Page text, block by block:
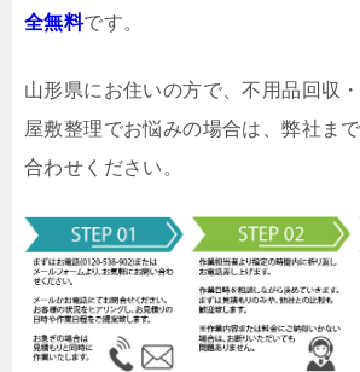
全無料です。
山形県にお住いの方で、不用品回収
屋敷整理でお悩みの場合は、弊社ま
合わせください。